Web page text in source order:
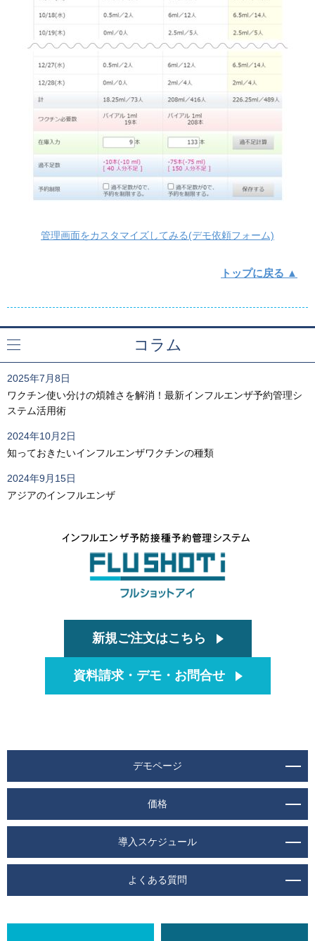
管理画面をカスタマイズしてみる(デモ依頼フォーム)
トップに戻る ▲
コラム
2025年7月8日
ワクチン使い分けの煩雑さを解消！最新インフルエンザ予約管理シ
ステム活用術
2024年10月2日
知っておきたいインフルエンザワクチンの種類
2024年9月15日
アジアのインフルエンザ
新規ご注文はこちら
資料請求・デモ・お問合せ
デモページ
価格
導入スケジュール
よくある質問